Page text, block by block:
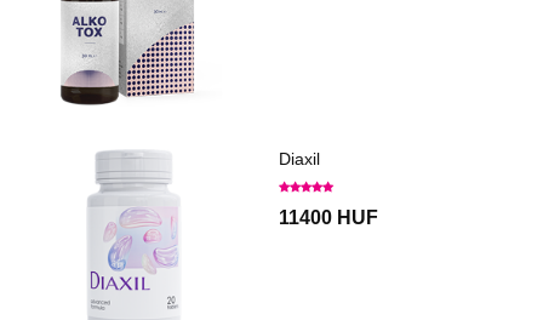
Diaxil
11400 HUF